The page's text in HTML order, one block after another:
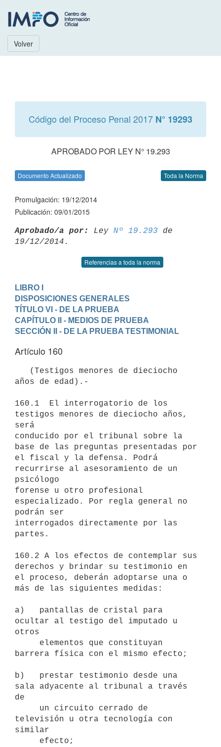
Volver
Código del Proceso Penal 2017 N° 19293
APROBADO POR LEY N° 19.293
Documento Actualizado Toda la Norma
Promulgación: 19/12/2014
Publicación: 09/01/2015
Aprobado/a por: Ley Nº 19.293 de
Referencias a toda la norma
LIBRO I
DISPOSICIONES GENERALES
TÍTULO VI - DE LA PRUEBA
CAPÍTULO II - MEDIOS DE PRUEBA
SECCIÓN II - DE LA PRUEBA TESTIMONIAL
Artículo 160
años de edad).-
160.1  El interrogatorio de los
testigos menores de dieciocho años,
será
conducido por el tribunal sobre la
base de las preguntas presentadas por
el fiscal y la defensa. Podrá
recurrirse al asesoramiento de un
psicólogo
forense u otro profesional
especializado. Por regla general no
podrán ser
interrogados directamente por las
partes.
160.2 A los efectos de contemplar sus
derechos y brindar su testimonio en
el proceso, deberán adoptarse una o
más de las siguientes medidas:
a)   pantallas de cristal para
ocultar al testigo del imputado u
otros
barrera física con el mismo efecto;
b)   prestar testimonio desde una
sala adyacente al tribunal a través
de
televisión u otra tecnología con
similar